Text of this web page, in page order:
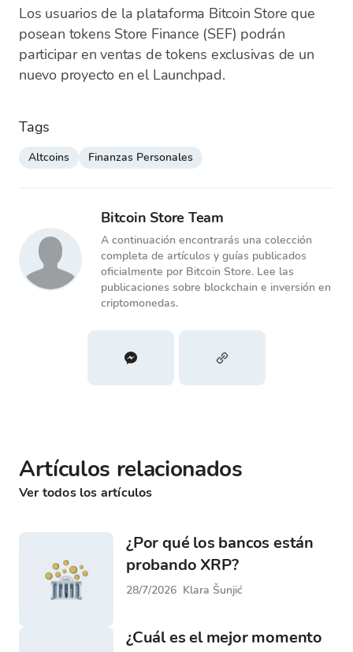
Los usuarios de la plataforma Bitcoin Store que
posean tokens Store Finance (SEF) podrán
participar en ventas de tokens exclusivas de un
nuevo proyecto en el Launchpad.
Tags
Altcoins Finanzas Personales
Bitcoin Store Team
A continuación encontrarás una colección
completa de artículos y guías publicados
oficialmente por Bitcoin Store. Lee las
publicaciones sobre blockchain e inversión en
criptomonedas.
Artículos relacionados
Ver todos los artículos
¿Por qué los bancos están
probando XRP?
28/7/2026 Klara Šunjić
¿Cuál es el mejor momento